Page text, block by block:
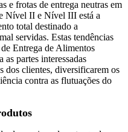
e frotas de entrega neutras em
Nível II e Nível III está a
total destinado a
servidas. Estas tendências
Entrega de Alimentos
partes interessadas
dos clientes, diversificarem os
contra as flutuações do